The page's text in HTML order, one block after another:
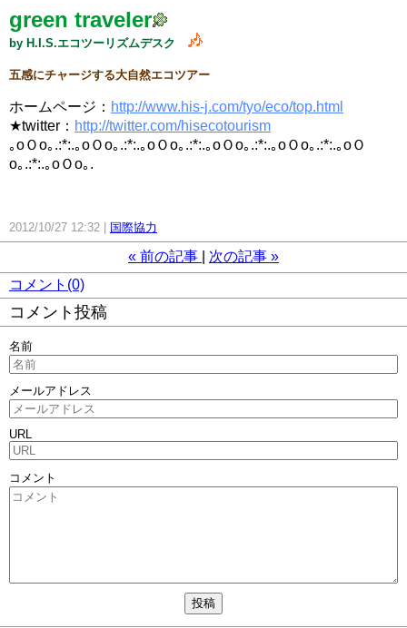
green traveler
by H.I.S.エコツーリズムデスク
五感にチャージする大自然エコツアー
ホームページ： http://www.his-j.com/tyo/eco/top.html
★twitter： http://twitter.com/hisecotourism
｡oＯo｡.:*:.｡oＯo｡.:*:.｡oＯo｡.:*:.｡oＯo｡.:*:.｡oＯo｡.:*:.｡oＯ
o｡.:*:.｡oＯo｡.
2012/10/27 12:32 国際協力
« 前の記事 次の記事 »
コメント(0)
コメント投稿
名前
メールアドレス
URL
コメント